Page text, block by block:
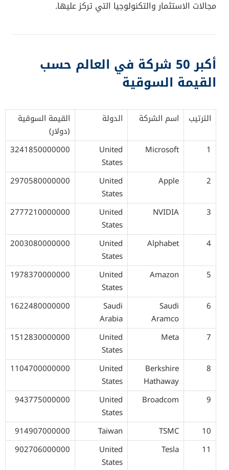
مجالات الاستثمار والتكنولوجيا التي تركز عليها.
أكبر 50 شركة في العالم حسب
القيمة السوقية
الترتيب اسم الشركة الدولة
القيمة السوقية
(دولار)
1
Microsoft
United
States
3241850000000
2
Apple
United
States
2970580000000
3
NVIDIA
United
States
2777210000000
4
Alphabet
United
States
2003080000000
5
Amazon
United
States
1978370000000
6
Saudi
Aramco
Saudi
Arabia
1622480000000
7
Meta
United
States
1512830000000
8
Berkshire
Hathaway
United
States
1104700000000
9
Broadcom
United
States
943775000000
10
TSMC
Taiwan
914907000000
11
Tesla
United
States
902706000000